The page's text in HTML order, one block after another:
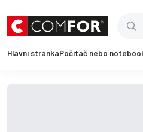
Hlavní stránkaPočítač nebo